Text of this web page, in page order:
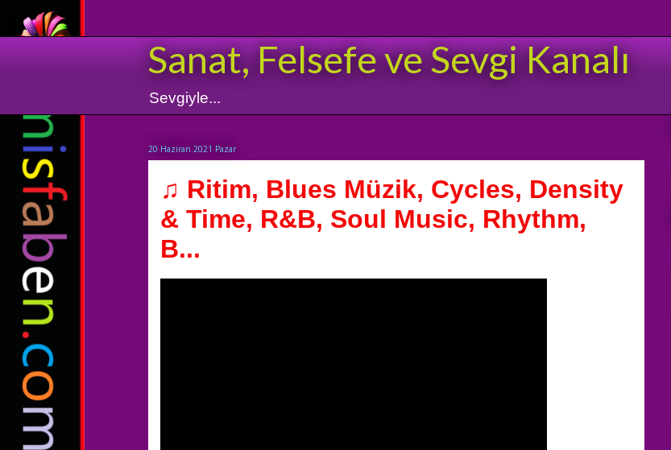
Sanat, Felsefe ve Sevgi Kanalı
Sevgiyle...
20 Haziran 2021 Pazar
♫ Ritim, Blues Müzik, Cycles, Density
& Time, R&B, Soul Music, Rhythm,
B...